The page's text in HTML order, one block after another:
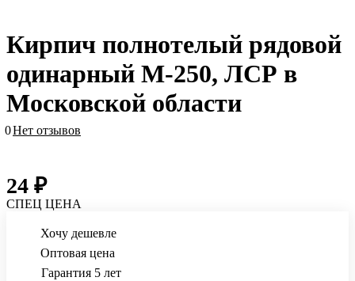
Кирпич полнотелый рядовой
одинарный М-250, ЛСР в
Московской области
0Нет отзывов
24 ₽
СПЕЦ ЦЕНА
Хочу дешевле
Оптовая цена
Гарантия 5 лет